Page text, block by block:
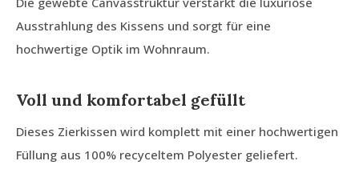
Ausstrahlung des Kissens und sorgt für eine
hochwertige Optik im Wohnraum.
Voll und komfortabel gefüllt
Dieses Zierkissen wird komplett mit einer hochwertigen
Füllung aus 100% recyceltem Polyester geliefert.